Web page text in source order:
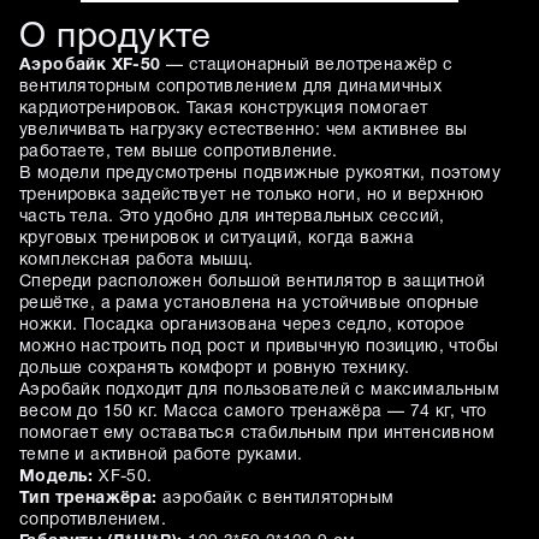
О продукте
Аэробайк XF-50 — стационарный велотренажёр с
вентиляторным сопротивлением для динамичных
кардиотренировок. Такая конструкция помогает
увеличивать нагрузку естественно: чем активнее вы
работаете, тем выше сопротивление.
В модели предусмотрены подвижные рукоятки, поэтому
тренировка задействует не только ноги, но и верхнюю
часть тела. Это удобно для интервальных сессий,
круговых тренировок и ситуаций, когда важна
комплексная работа мышц.
Спереди расположен большой вентилятор в защитной
решётке, а рама установлена на устойчивые опорные
ножки. Посадка организована через седло, которое
можно настроить под рост и привычную позицию, чтобы
дольше сохранять комфорт и ровную технику.
Аэробайк подходит для пользователей с максимальным
весом до 150 кг. Масса самого тренажёра — 74 кг, что
помогает ему оставаться стабильным при интенсивном
темпе и активной работе руками.
Модель: XF-50.
Тип тренажёра: аэробайк с вентиляторным
сопротивлением.